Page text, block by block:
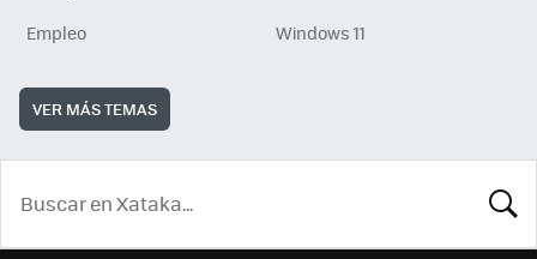
Empleo
Windows 11
VER MÁS TEMAS